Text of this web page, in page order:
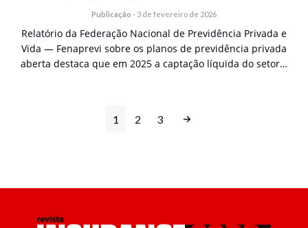
Publicação - 3 de fevereiro de 2026
Relatório da Federação Nacional de Previdência Privada e
Vida — Fenaprevi sobre os planos de previdência privada
aberta destaca que em 2025 a captação líquida do setor…
1 2 3